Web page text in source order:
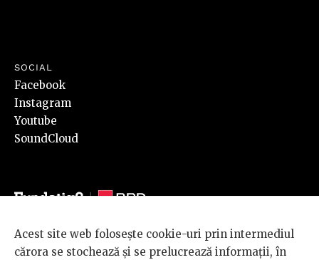
SOCIAL
Facebook
Instagram
Youtube
SoundCloud
© 2026 BRD Groupe Société Générale, toate drepturile rezervate.
Acest site web folosește cookie-uri prin intermediul
cărora se stochează și se prelucrează informații, în